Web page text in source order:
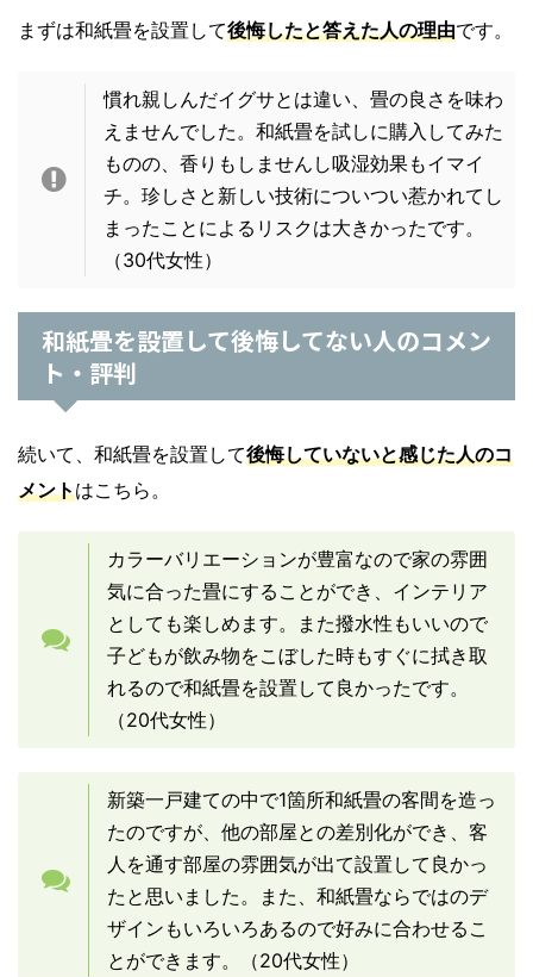
まずは和紙畳を設置して後悔したと答えた人の理由です。
慣れ親しんだイグサとは違い、畳の良さを味わ
えませんでした。和紙畳を試しに購入してみた
ものの、香りもしませんし吸湿効果もイマイ
チ。珍しさと新しい技術についつい惹かれてし
まったことによるリスクは大きかったです。
（30代女性）
和紙畳を設置して後悔してない人のコメン
ト・評判
続いて、和紙畳を設置して後悔していないと感じた人のコ
メントはこちら。
カラーバリエーションが豊富なので家の雰囲
気に合った畳にすることができ、インテリア
としても楽しめます。また撥水性もいいので
子どもが飲み物をこぼした時もすぐに拭き取
れるので和紙畳を設置して良かったです。
（20代女性）
新築一戸建ての中で1箇所和紙畳の客間を造っ
たのですが、他の部屋との差別化ができ、客
人を通す部屋の雰囲気が出て設置して良かっ
たと思いました。また、和紙畳ならではのデ
ザインもいろいろあるので好みに合わせるこ
とができます。（20代女性）